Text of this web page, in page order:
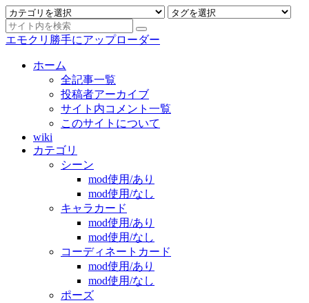
エモクリ勝手にアップローダー
ホーム
全記事一覧
投稿者アーカイブ
サイト内コメント一覧
このサイトについて
wiki
カテゴリ
シーン
mod使用/あり
mod使用/なし
キャラカード
mod使用/あり
mod使用/なし
コーディネートカード
mod使用/あり
mod使用/なし
ポーズ